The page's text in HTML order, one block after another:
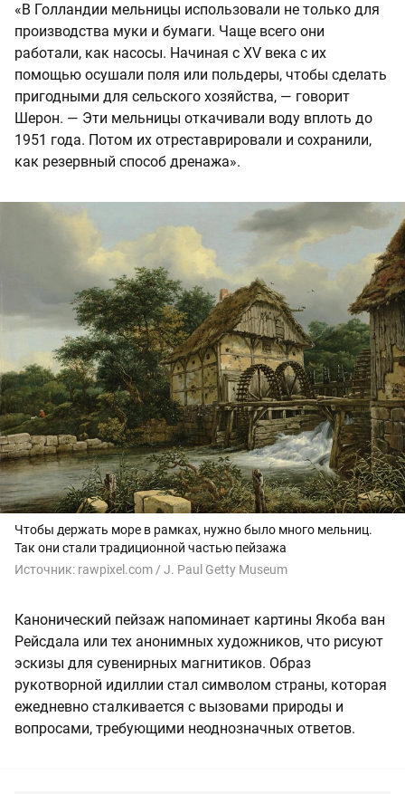
«В Голландии мельницы использовали не только для
производства муки и бумаги. Чаще всего они
работали, как насосы. Начиная с XV века с их
помощью осушали поля или польдеры, чтобы сделать
пригодными для сельского хозяйства, — говорит
Шерон. — Эти мельницы откачивали воду вплоть до
1951 года. Потом их отреставрировали и сохранили,
как резервный способ дренажа».
Чтобы держать море в рамках, нужно было много мельниц.
Так они стали традиционной частью пейзажа
Источник: rawpixel.com / J. Paul Getty Museum
Канонический пейзаж напоминает картины Якоба ван
Рейсдала или тех анонимных художников, что рисуют
эскизы для сувенирных магнитиков. Образ
рукотворной идиллии стал символом страны, которая
ежедневно сталкивается с вызовами природы и
вопросами, требующими неоднозначных ответов.